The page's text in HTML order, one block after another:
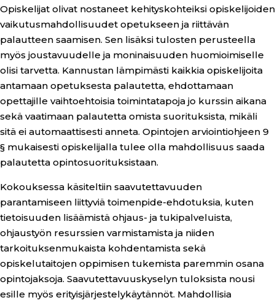
Opiskelijat olivat nostaneet kehityskohteiksi opiskelijoiden
vaikutusmahdollisuudet opetukseen ja riittävän
palautteen saamisen. Sen lisäksi tulosten perusteella
myös joustavuudelle ja moninaisuuden huomioimiselle
olisi tarvetta. Kannustan lämpimästi kaikkia opiskelijoita
antamaan opetuksesta palautetta, ehdottamaan
opettajille vaihtoehtoisia toimintatapoja jo kurssin aikana
sekä vaatimaan palautetta omista suorituksista, mikäli
sitä ei automaattisesti anneta. Opintojen arviointiohjeen 9
§ mukaisesti opiskelijalla tulee olla mahdollisuus saada
palautetta opintosuorituksistaan.
Kokouksessa käsiteltiin saavutettavuuden
parantamiseen liittyviä toimenpide-ehdotuksia, kuten
tietoisuuden lisäämistä ohjaus- ja tukipalveluista,
ohjaustyön resurssien varmistamista ja niiden
tarkoituksenmukaista kohdentamista sekä
opiskelutaitojen oppimisen tukemista paremmin osana
opintojaksoja. Saavutettavuuskyselyn tuloksista nousi
esille myös erityisjärjestelykäytännöt. Mahdollisia